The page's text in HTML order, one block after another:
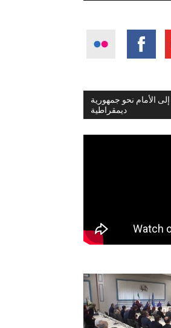
إيران حرة 2023: إلى الأمام نحو جمهورية
ديمقراطية